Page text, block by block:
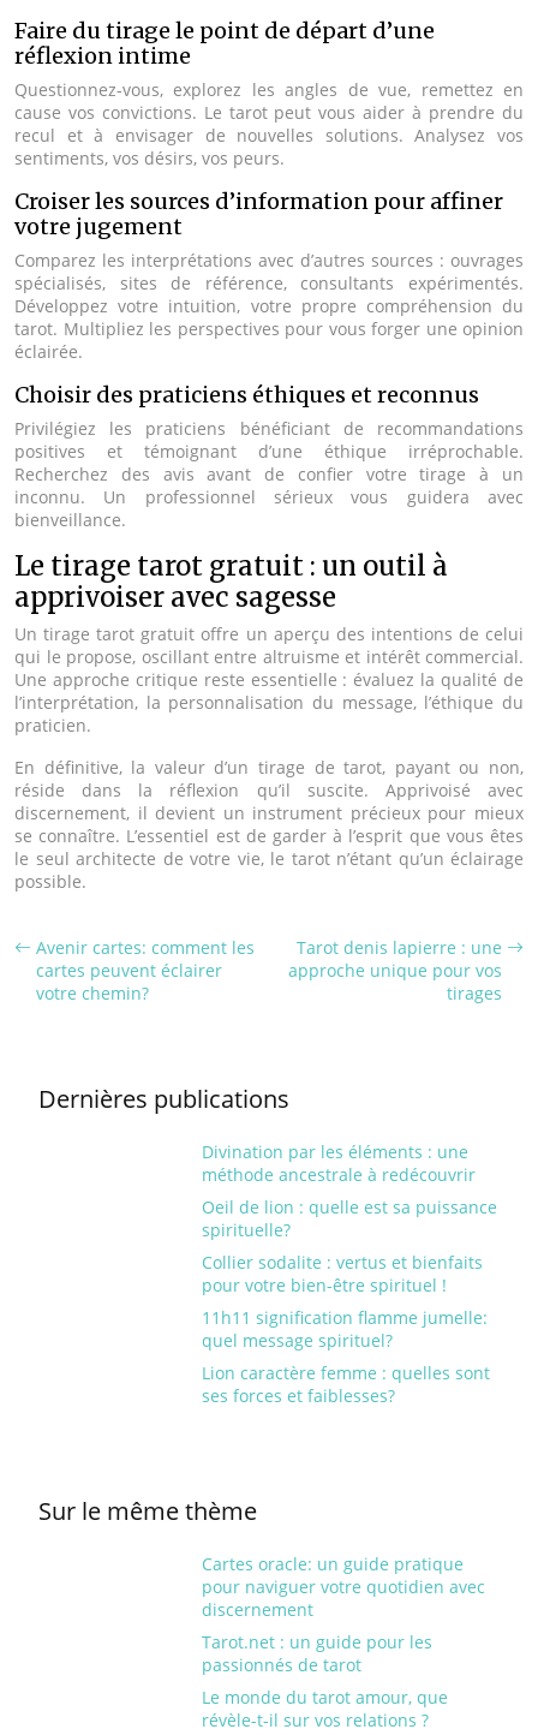
Faire du tirage le point de départ d’une
réflexion intime
Questionnez-vous, explorez les angles de vue, remettez en
cause vos convictions. Le tarot peut vous aider à prendre du
recul et à envisager de nouvelles solutions. Analysez vos
sentiments, vos désirs, vos peurs.
Croiser les sources d’information pour affiner
votre jugement
Comparez les interprétations avec d’autres sources : ouvrages
spécialisés, sites de référence, consultants expérimentés.
Développez votre intuition, votre propre compréhension du
tarot. Multipliez les perspectives pour vous forger une opinion
éclairée.
Choisir des praticiens éthiques et reconnus
Privilégiez les praticiens bénéficiant de recommandations
positives et témoignant d’une éthique irréprochable.
Recherchez des avis avant de confier votre tirage à un
inconnu. Un professionnel sérieux vous guidera avec
bienveillance.
Le tirage tarot gratuit : un outil à
apprivoiser avec sagesse
Un tirage tarot gratuit offre un aperçu des intentions de celui
qui le propose, oscillant entre altruisme et intérêt commercial.
Une approche critique reste essentielle : évaluez la qualité de
l’interprétation, la personnalisation du message, l’éthique du
praticien.
En définitive, la valeur d’un tirage de tarot, payant ou non,
réside dans la réflexion qu’il suscite. Apprivoisé avec
discernement, il devient un instrument précieux pour mieux
se connaître. L’essentiel est de garder à l’esprit que vous êtes
le seul architecte de votre vie, le tarot n’étant qu’un éclairage
possible.
Avenir cartes: comment les
cartes peuvent éclairer
votre chemin?
Tarot denis lapierre : une
approche unique pour vos
tirages
Dernières publications
Divination par les éléments : une
méthode ancestrale à redécouvrir
Oeil de lion : quelle est sa puissance
spirituelle?
Collier sodalite : vertus et bienfaits
pour votre bien-être spirituel !
11h11 signification flamme jumelle:
quel message spirituel?
Lion caractère femme : quelles sont
ses forces et faiblesses?
Sur le même thème
Cartes oracle: un guide pratique
pour naviguer votre quotidien avec
discernement
Tarot.net : un guide pour les
passionnés de tarot
Le monde du tarot amour, que
révèle-t-il sur vos relations ?